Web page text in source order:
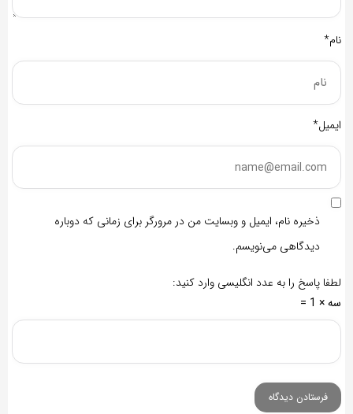
نام*
ایمیل*
ذخیره نام، ایمیل و وبسایت من در مرورگر برای زمانی که دوباره
دیدگاهی می‌نویسم.
لطفا پاسخ را به عدد انگلیسی وارد کنید:
سه × 1 =